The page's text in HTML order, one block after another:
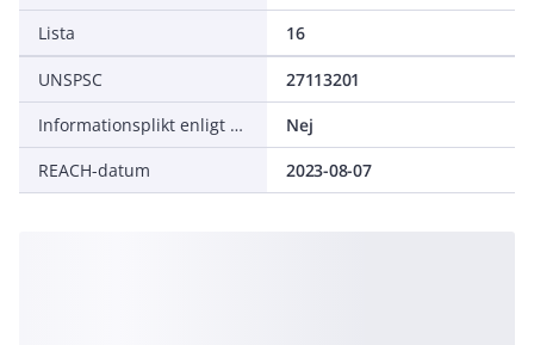
Lista
16
UNSPSC
27113201
Informationsplikt enligt REACH
Nej
REACH-datum
2023-08-07